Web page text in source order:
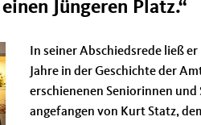
Jüngeren Platz.“
In seiner Abschiedsrede ließ
Jahre in der Geschichte der
erschienenen Seniorinnen und
angefangen von Kurt Statz,